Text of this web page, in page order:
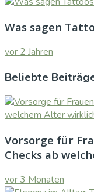
Was sagen
vor 2 Jahren
Beliebte
Vorsorge für
Checks ab
vor 3 Monaten